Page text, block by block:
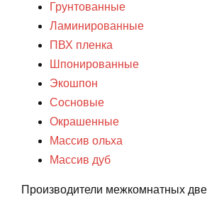
Грунтованные
Ламинированные
ПВХ пленка
Шпонированные
Экошпон
Сосновые
Окрашенные
Массив ольха
Массив дуб
Производители межкомнатных